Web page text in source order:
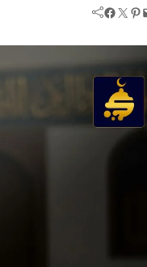
Facebook Twitter Pinterest Mail